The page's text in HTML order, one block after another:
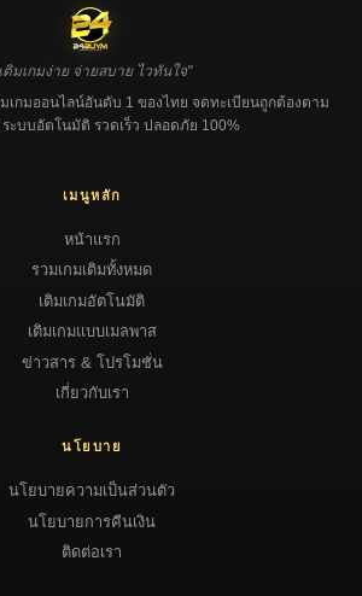
ติมเกมง่าย จ่ายสบาย ไวทันใจ"
เกมออนไลน์อันดับ 1 ของไทย จดทะเบียนถูกต้องตาม
ะบบอัตโนมัติ รวดเร็ว ปลอดภัย 100%
เมนูหลัก
หน้าแรก
รวมเกมเติมทั้งหมด
เติมเกมอัตโนมัติ
เติมเกมแบบเมลพาส
ข่าวสาร & โปรโมชั่น
เกี่ยวกับเรา
นโยบาย
นโยบายความเป็นส่วนตัว
นโยบายการคืนเงิน
ติดต่อเรา